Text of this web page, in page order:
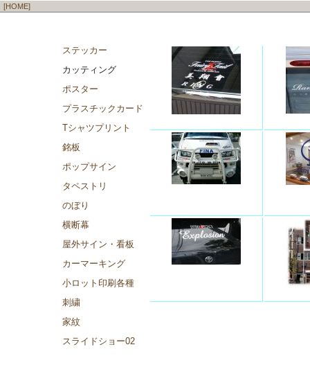
[HOME]
ステッカー
カッティング
ポスター
プラスチックカード
Tシャツプリント
銘板
ポップサイン
タペストリ
のぼり
横断幕
屋外サイン・看板
カーマーキング
小ロット印刷各種
刺繍
家紋
スライドショー02